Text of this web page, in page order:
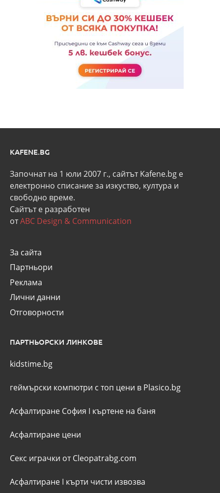
KAFENE.BG
Започнат на 1 юли 2007 г., сайтът Kafene.bg e
eлектронно списание за изкуство, култура и
свободно време.
Сайтът е разработен
отABC Design & Communication
За сайта
Партньори
Реклама
Лични данни
Отговорности
ПАРТНЬОРСКИ ЛИНКОВЕ
kidstime.bg
геймърски компютри с топ цени в Plasico.bg
Асфалтиране София I къртене на баня
Асфалтиране цени
Секс играчки от Cleopatrabg.com
Асфалтиране I кърти чисти извозва